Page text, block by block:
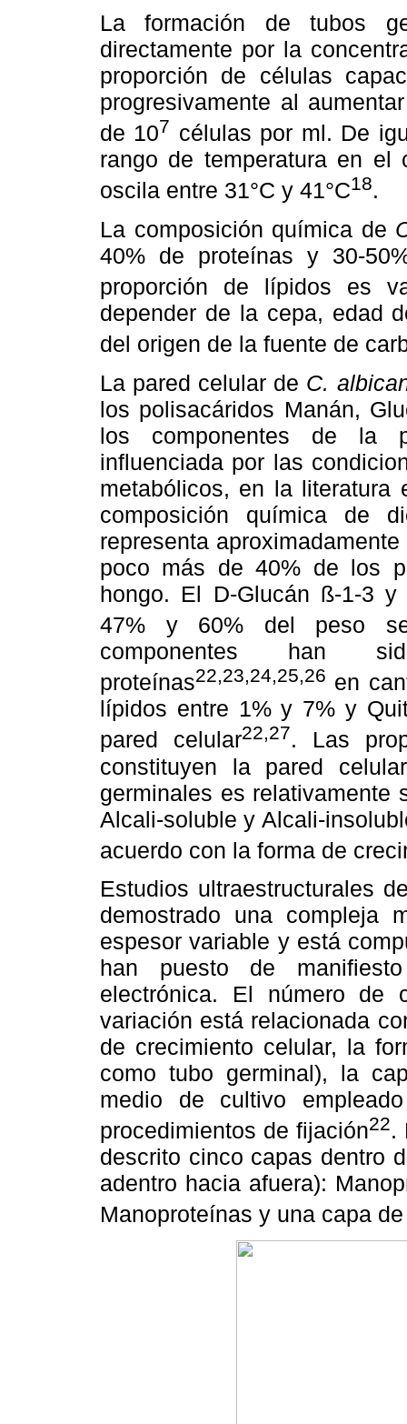
La formación de tubos
directamente por la
proporción de células
progresivamente al
de 107 células por ml. De
rango de temperatura en el
oscila entre 31°C y 41°C18.
La composición química de
40% de proteínas y 30-
proporción de lípidos es
depender de la cepa, edad
del origen de la fuente de
La pared celular de C.
los polisacáridos Manán,
los componentes de la
influenciada por las
metabólicos, en la literatura
composición química de
representa
poco más de 40% de los
hongo. El D-Glucán ß-1-3
47% y 60% del peso
componentes han
proteínas22,23,24,25,26 en
lípidos entre 1% y 7% y
pared celular22,27. Las
constituyen la pared
germinales es relativamente
Alcali-soluble y Alcali-
acuerdo con la forma de
Estudios ultraestructurales
demostrado una compleja
espesor variable y está
han puesto de
electrónica. El número de
variación está relacionada
de crecimiento celular, la
como tubo germinal), la
medio de cultivo
procedimientos de fijación22.
descrito cinco capas dentro
adentro hacia afuera):
Manoproteínas y una capa